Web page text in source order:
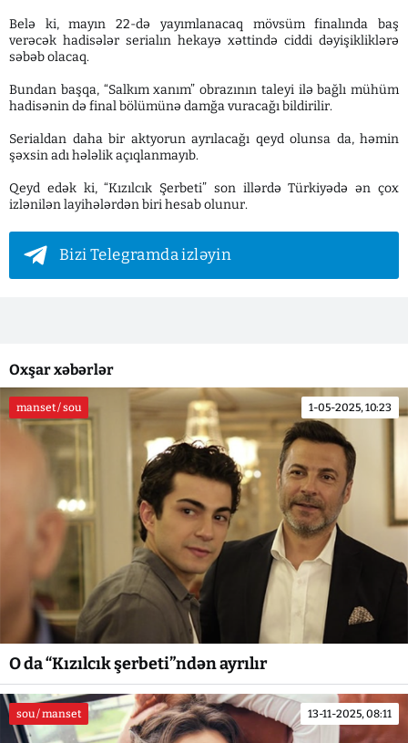
Belə ki, mayın 22-də yayımlanacaq mövsüm finalında baş
verəcək hadisələr serialın hekayə xəttində ciddi dəyişikliklərə
səbəb olacaq.
Bundan başqa, “Salkım xanım” obrazının taleyi ilə bağlı mühüm
hadisənin də final bölümünə damğa vuracağı bildirilir.
Serialdan daha bir aktyorun ayrılacağı qeyd olunsa da, həmin
şəxsin adı hələlik açıqlanmayıb.
Qeyd edək ki, “Kızılcık Şerbeti” son illərdə Türkiyədə ən çox
izlənilən layihələrdən biri hesab olunur.
Bizi Telegramda izləyin
Oxşar xəbərlər
manset / sou 1-05-2025, 10:23
O da “Kızılcık şerbeti”ndən ayrılır
sou / manset 13-11-2025, 08:11